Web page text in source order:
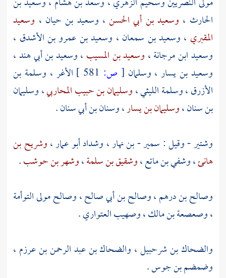
الحارث ، وسعيد بن أبي الحسن ، وسعيد بن حيان ، وسعيد
المقبري ، وسعيد بن سمعان ، وسعيد بن عمرو بن الأشدق ،
وسعيد ابن مرجانة، وسعيد بن المسيب ،وسعيد بن أبي هند،
وسعيد بن يسار ، وسلمان [ ص: الأغر ، وسلمة بن
الأزرق،وسلمة الليثي،وسليمان بن حبيب المحاربي،وسليمان
بن سنان،وسليمان بن يسار،وسنان بن أبي سنان.
وشتير- وقيل : سمير - بن نهار، وشداد أبو عمار،وشريح بن
هانئ،وشفي بن ماتع،وشقيق بن سلمة،وشهر بن حوشب.
وصالح بن درهم،وصالح بن أبي صالح،وصالح مولى التوأمة
،وصعصعة بن مالك،وصهيب العتواري.
والضحاك بن شرحبيل، والضحاك بن عبد الرحمن بن عرزم ،
وضمضم بن جوس.